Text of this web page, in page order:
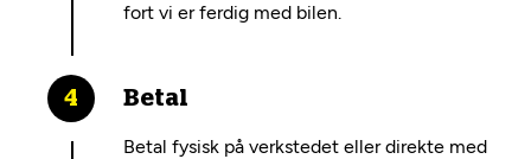
fort vi er ferdig med bilen.
Betal
Betal fysisk på verkstedet eller direkte med